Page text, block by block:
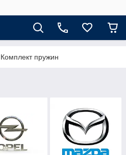
Комплект пружин